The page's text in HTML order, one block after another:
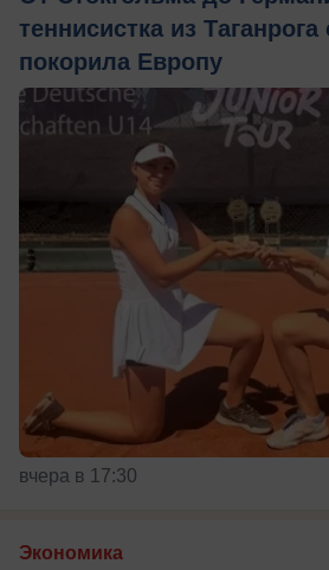
теннисистка из Таганрога
покорила Европу
вчера в 17:30
Экономика